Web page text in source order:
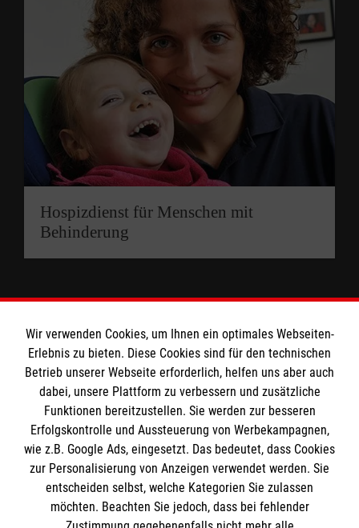
Hospizdienst für Menschen mit
Behinderung
Informationen
Impressum
Datenschutz
Kontakt
Die Malteser
Malteser in Deutschland
Wir verwenden Cookies, um Ihnen ein optimales Webseiten-
Erlebnis zu bieten. Diese Cookies sind für den technischen
Betrieb unserer Webseite erforderlich, helfen uns aber auch
dabei, unsere Plattform zu verbessern und zusätzliche
Funktionen bereitzustellen. Sie werden zur besseren
Erfolgskontrolle und Aussteuerung von Werbekampagnen,
wie z.B. Google Ads, eingesetzt. Das bedeutet, dass Cookies
zur Personalisierung von Anzeigen verwendet werden. Sie
entscheiden selbst, welche Kategorien Sie zulassen
möchten. Beachten Sie jedoch, dass bei fehlender